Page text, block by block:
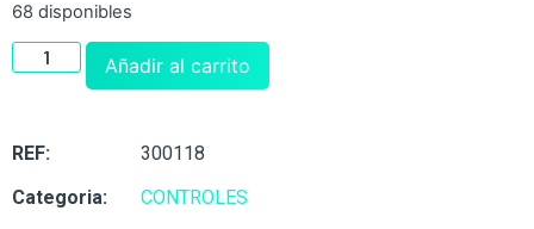
68 disponibles
Añadir al carrito
REF:
300118
Categoria:
CONTROLES